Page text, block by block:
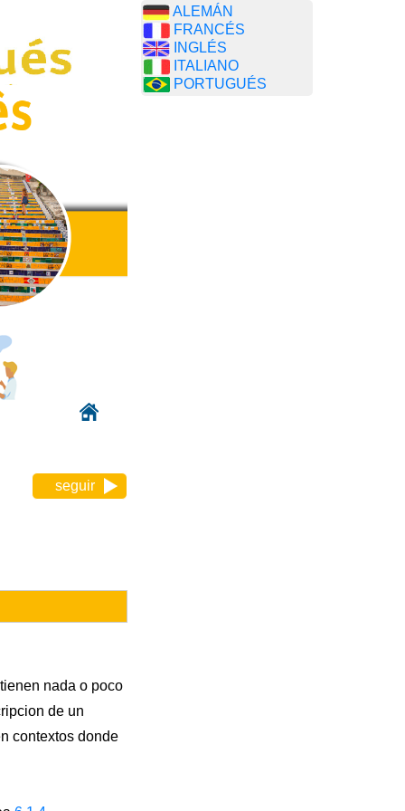
seguir
nada o poco
de un
contextos donde
ALEMÁN
FRANCÉS
INGLÉS
ITALIANO
PORTUGUÉS